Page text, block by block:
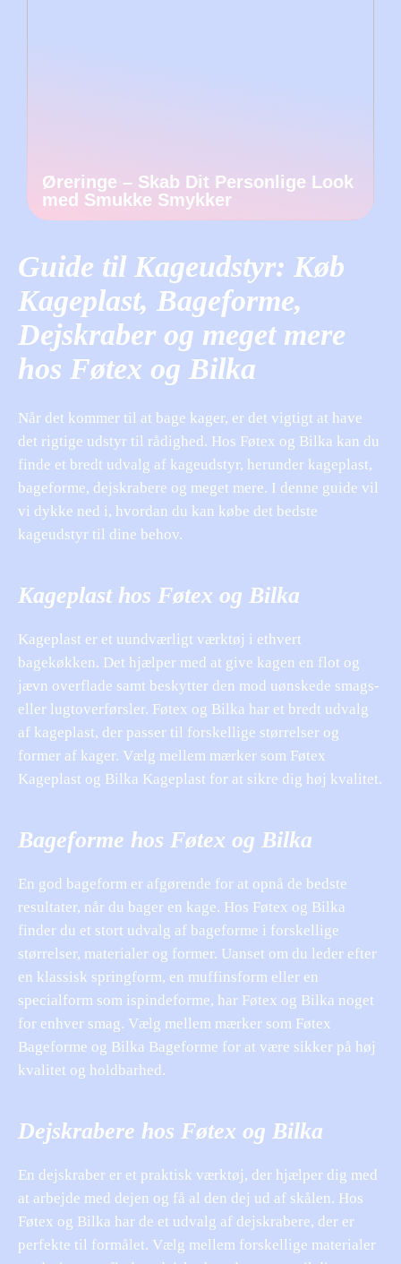
Øreringe – Skab Dit Personlige Look
med Smukke Smykker
Guide til Kageudstyr: Køb
Kageplast, Bageforme,
Dejskraber og meget mere
hos Føtex og Bilka
Når det kommer til at bage kager, er det vigtigt at have
det rigtige udstyr til rådighed. Hos Føtex og Bilka kan du
finde et bredt udvalg af kageudstyr, herunder kageplast,
bageforme, dejskrabere og meget mere. I denne guide vil
vi dykke ned i, hvordan du kan købe det bedste
kageudstyr til dine behov.
Kageplast hos Føtex og Bilka
Kageplast er et uundværligt værktøj i ethvert
bagekøkken. Det hjælper med at give kagen en flot og
jævn overflade samt beskytter den mod uønskede smags-
eller lugtoverførsler. Føtex og Bilka har et bredt udvalg
af kageplast, der passer til forskellige størrelser og
former af kager. Vælg mellem mærker som Føtex
Kageplast og Bilka Kageplast for at sikre dig høj kvalitet.
Bageforme hos Føtex og Bilka
En god bageform er afgørende for at opnå de bedste
resultater, når du bager en kage. Hos Føtex og Bilka
finder du et stort udvalg af bageforme i forskellige
størrelser, materialer og former. Uanset om du leder efter
en klassisk springform, en muffinsform eller en
specialform som ispindeforme, har Føtex og Bilka noget
for enhver smag. Vælg mellem mærker som Føtex
Bageforme og Bilka Bageforme for at være sikker på høj
kvalitet og holdbarhed.
Dejskrabere hos Føtex og Bilka
En dejskraber er et praktisk værktøj, der hjælper dig med
at arbejde med dejen og få al den dej ud af skålen. Hos
Føtex og Bilka har de et udvalg af dejskrabere, der er
perfekte til formålet. Vælg mellem forskellige materialer